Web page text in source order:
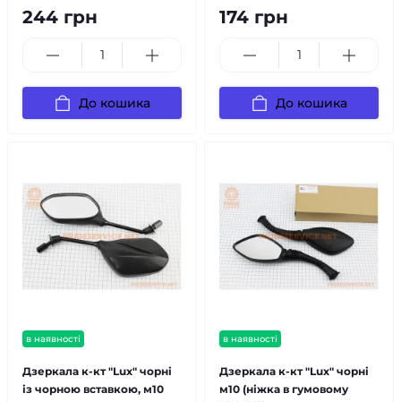
244 грн
До кошика
174 грн
До кошика
в наявності
Дзеркала к-кт "Lux" чорні
із чорною вставкою, м10
в наявності
Дзеркала к-кт "Lux" чорні
м10 (ніжка в гумовому